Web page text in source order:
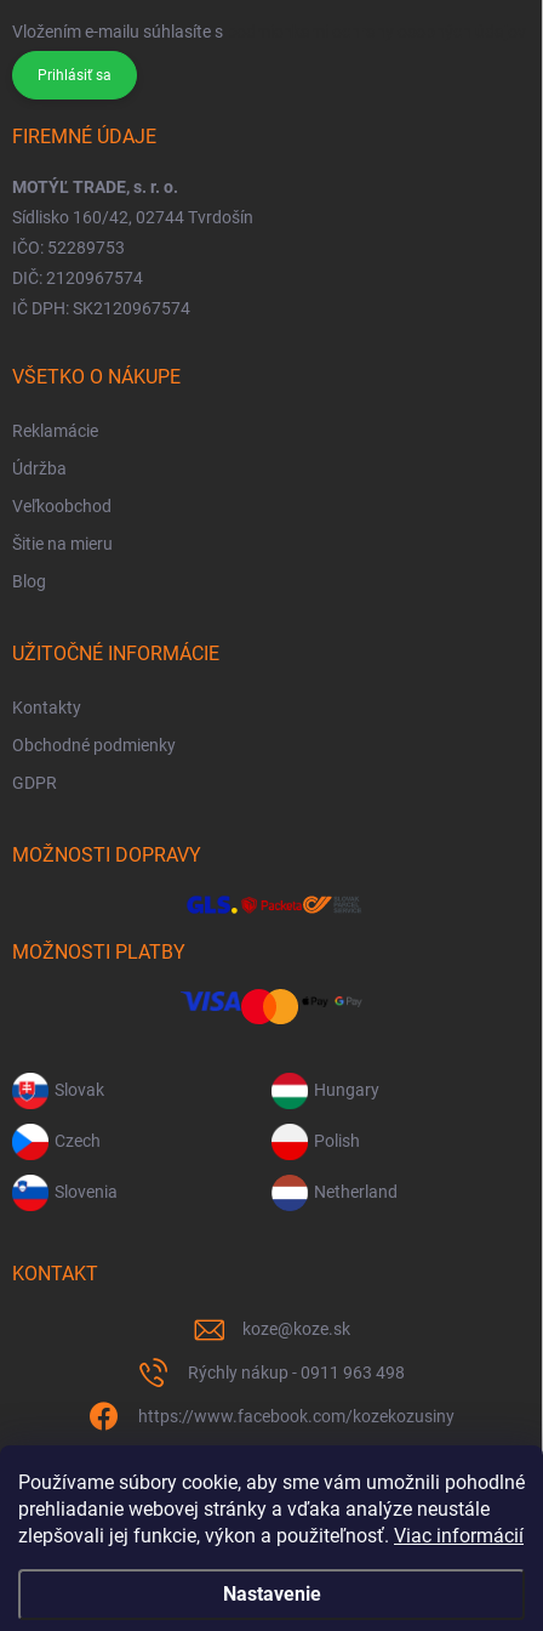
Používame súbory cookie, aby sme vám umožnili pohodlné
prehliadanie webovej stránky a vďaka analýze neustále
zlepšovali jej funkcie, výkon a použiteľnosť. Viac informácií
Nastavenie
Vložením e-mailu súhlasíte s
Prihlásiť sa
FIREMNÉ ÚDAJE
MOTÝĽ TRADE, s. r. o.
Sídlisko 160/42, 02744 Tvrdošín
IČO: 52289753
DIČ: 2120967574
IČ DPH: SK2120967574
VŠETKO O NÁKUPE
Reklamácie
Údržba
Veľkoobchod
Šitie na mieru
Blog
UŽITOČNÉ INFORMÁCIE
Kontakty
Obchodné podmienky
GDPR
MOŽNOSTI DOPRAVY
MOŽNOSTI PLATBY
Slovak Hungary
Czech Polish
Slovenia Netherland
KONTAKT
koze@koze.sk
Rýchly nákup - 0911 963 498
https://www.facebook.com/kozekozusiny
Spolu to ťaháme už 9 rokov